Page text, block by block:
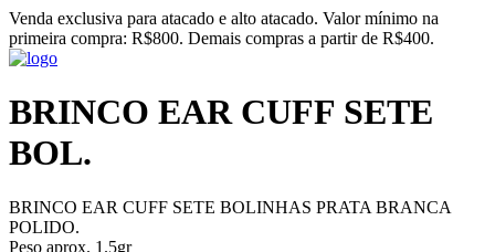
Venda exclusiva para atacado e alto atacado. Valor mínimo na
primeira compra: R$800. Demais compras a partir de R$400.
BRINCO EAR CUFF SETE
BOL.
BRINCO EAR CUFF SETE BOLINHAS PRATA BRANCA
POLIDO.
Peso aprox. 1.5gr